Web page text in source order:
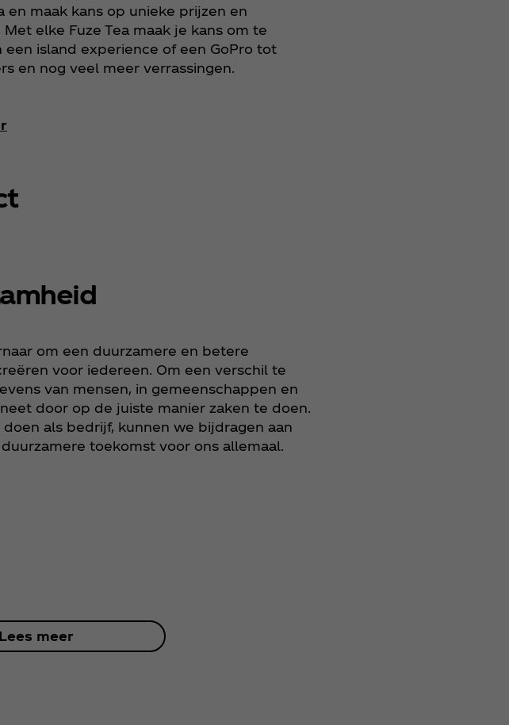
en maak kans op unieke prijzen en
elke Fuze Tea maak je kans om te
een island experience of een GoPro tot
en nog veel meer verrassingen.
om een duurzamere en betere
voor iedereen. Om een verschil te
van mensen, in gemeenschappen en
door op de juiste manier zaken te doen.
doen als bedrijf, kunnen we bijdragen aan
toekomst voor ons allemaal.
Lees meer